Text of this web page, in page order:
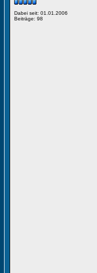
Dabei seit: 01.01.2006
Beiträge: 98